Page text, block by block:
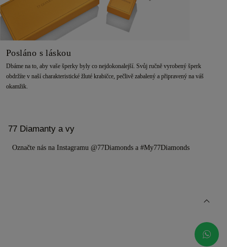
Posláno s láskou
Dbáme na to, aby vaše šperky byly co nejdokonalejší. Svůj ručně vyrobený šperk
obdržíte v naší charakteristické žluté krabičce, pečlivě zabalený a připravený na váš
okamžik.
77 Diamanty a vy
Označte nás na Instagramu @77Diamonds a #My77Diamonds